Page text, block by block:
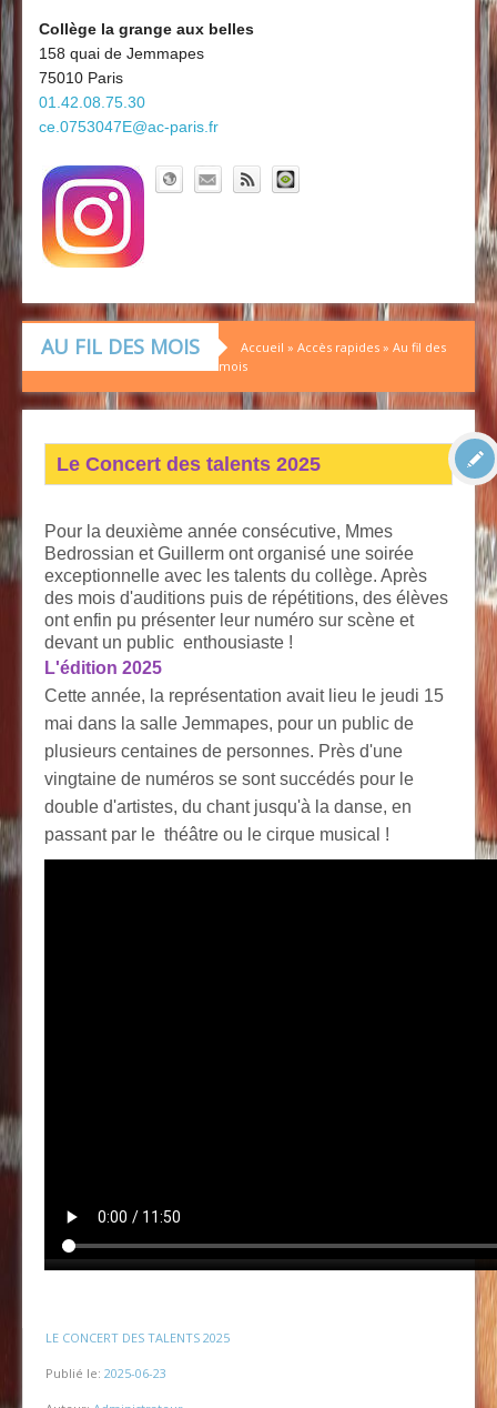
Board'Gab
Clubs maths
Découvrir le collège
Collège la grange aux belles
158 quai de Jemmapes
75010 Paris
01.42.08.75.30
ce.0753047E@ac-paris.fr
AU FIL DES MOIS Accueil » Accès rapides » Au fil des
mois
Le Concert des talents 2025
Pour la deuxième année consécutive, Mmes
Bedrossian et Guillerm ont organisé une soirée
exceptionnelle avec les talents du collège. Après
des mois d'auditions puis de répétitions, des élèves
ont enfin pu présenter leur numéro sur scène et
devant un public enthousiaste !
L'édition 2025
Cette année, la représentation avait lieu le jeudi 15
mai dans la salle Jemmapes, pour un public de
plusieurs centaines de personnes. Près d'une
vingtaine de numéros se sont succédés pour le
double d'artistes, du chant jusqu'à la danse, en
passant par le théâtre ou le cirque musical !
LE CONCERT DES TALENTS 2025
Publié le: 2025-06-23